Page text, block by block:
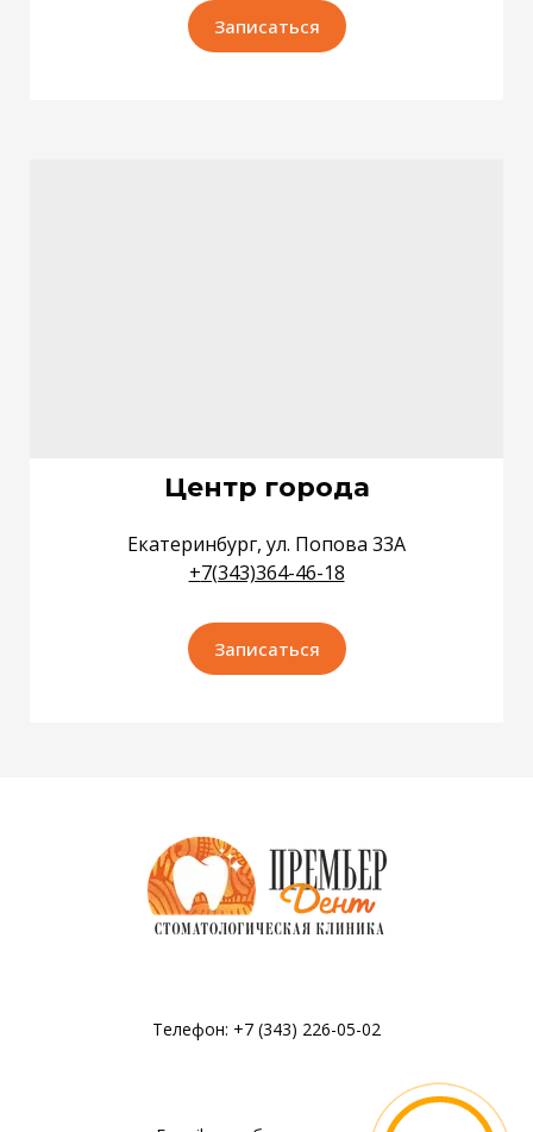
Записаться
Центр города
Екатеринбург, ул. Попова 33А
+7(343)364-46-18
Записаться
Телефон: +7 (343) 226-05-02